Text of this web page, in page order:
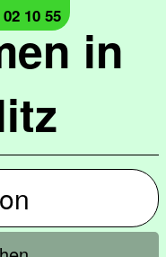
in
10 55